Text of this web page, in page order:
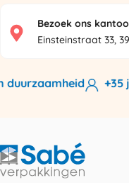
Bezoek ons
Einsteinstraat 33,
+35